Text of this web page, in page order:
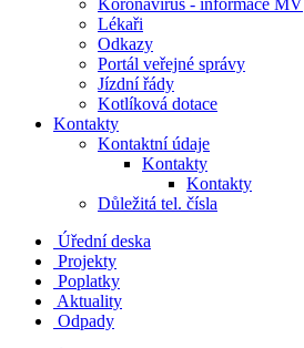
Koronavirus - informace MV
Lékaři
Odkazy
Portál veřejné správy
Jízdní řády
Kotlíková dotace
Kontakty
Kontaktní údaje
Kontakty
Kontakty
Důležitá tel. čísla
Úřední deska
Projekty
Poplatky
Aktuality
Odpady